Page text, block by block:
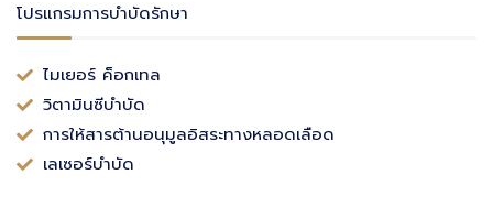
โปรแกรมการบำบัดรักษา
ไมเยอร์ ค็อกเทล
วิตามินซีบำบัด
การให้สารต้านอนุมูลอิสระทางหลอดเลือด
เลเซอร์บำบัด